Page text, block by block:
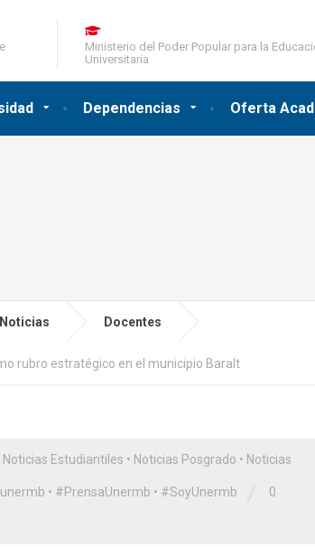
Dependencias Oferta
Ministerio del Poder Popular para la
Universitaria
Noticias Docentes
rubro estratégico en el municipio Baralt
Noticias Estudiantiles • Noticias Posgrado • Noticias
• #PrensaUnermb • #SoyUnermb 0